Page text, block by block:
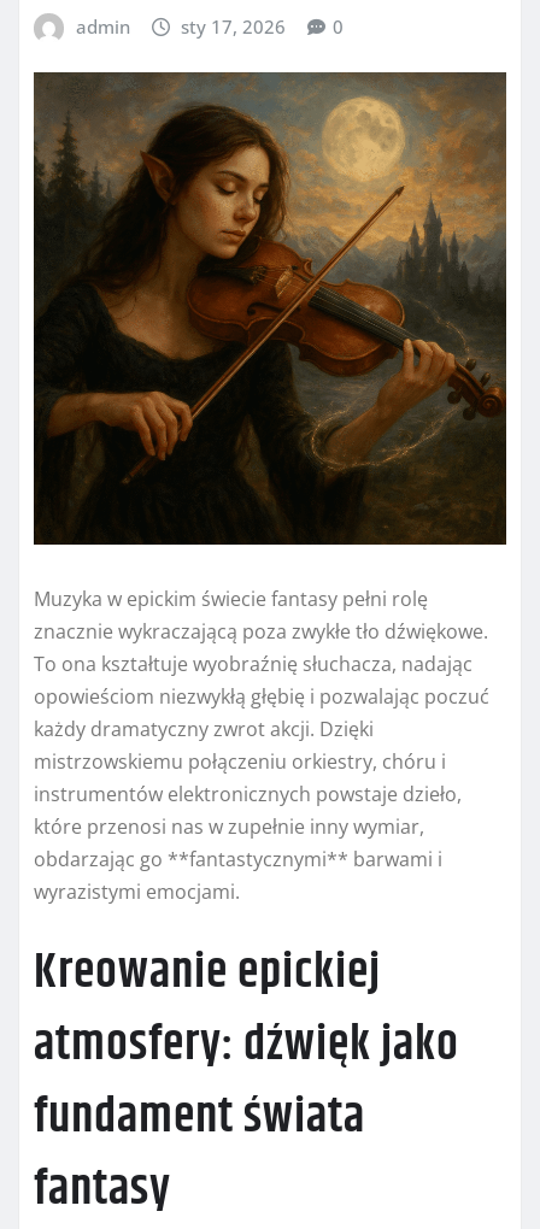
admin sty 17, 2026 0
Muzyka w epickim świecie fantasy pełni rolę
znacznie wykraczającą poza zwykłe tło dźwiękowe.
To ona kształtuje wyobraźnię słuchacza, nadając
opowieściom niezwykłą głębię i pozwalając poczuć
każdy dramatyczny zwrot akcji. Dzięki
mistrzowskiemu połączeniu orkiestry, chóru i
instrumentów elektronicznych powstaje dzieło,
które przenosi nas w zupełnie inny wymiar,
obdarzając go **fantastycznymi** barwami i
wyrazistymi emocjami.
Kreowanie epickiej
atmosfery: dźwięk jako
fundament świata
fantasy